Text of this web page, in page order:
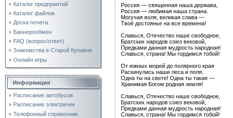
Каталог предприятий
Каталог файлов
Доска почета
Баннерообмен
FAQ (вопрос/ответ)
Знакомства в Старой Купавне
Онлайн игры
Информация
Расписание автобусов
Расписание электричек
Телефонный справочник
Россия — священная наша держава,
Россия — любимая наша страна.
Могучая воля, великая слава —
Твоё достоянье на все времена!
Славься, Отечество наше свободное,
Братских народов союз вековой,
Предками данная мудрость народная!
Славься, страна! Мы гордимся тобой!
От южных морей до полярного края
Раскинулись наши леса и поля.
Одна ты на свете! Одна ты такая —
Хранимая Богом родная земля!
Славься, Отечество наше свободное,
Братских народов союз вековой,
Предками данная мудрость народная!
Славься, страна! Мы гордимся тобой!